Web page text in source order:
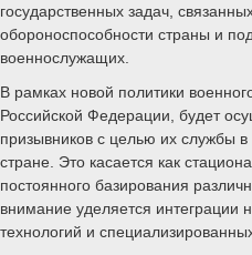
государственных задач,
обороноспособности страны и
военнослужащих.
В рамках новой политики
Российской Федерации, будет
призывников с целью их службы
стране. Это касается как
постоянного базирования
внимание уделяется интеграции
технологий и